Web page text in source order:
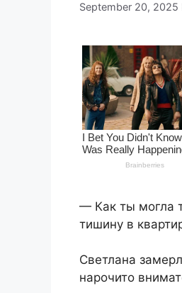
September 20, 2025
— Как ты могла
тишину в
Светлана
нарочито